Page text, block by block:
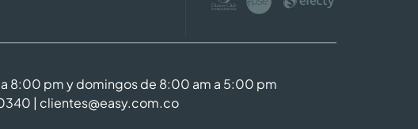
8:00 pm y domingos de 8:00 am a 5:00 pm
| clientes@easy.com.co